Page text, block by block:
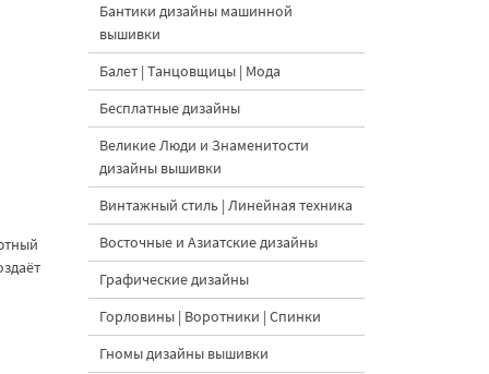
Бантики дизайны машинной
вышивки
Балет | Танцовщицы | Мода
Бесплатные дизайны
Великие Люди и Знаменитости
дизайны вышивки
Винтажный стиль | Линейная техника
Восточные и Азиатские дизайны
Графические дизайны
Горловины | Воротники | Спинки
Гномы дизайны вышивки